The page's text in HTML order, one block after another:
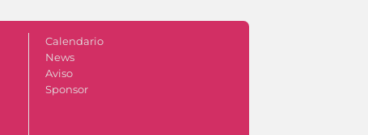
Calendario
News
Aviso
Sponsor